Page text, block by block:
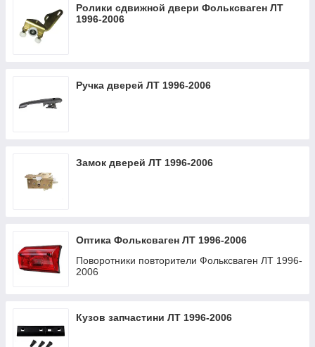
Ролики сдвижной двери Фольксваген ЛТ
1996-2006
Ручка дверей ЛТ 1996-2006
Замок дверей ЛТ 1996-2006
Оптика Фольксваген ЛТ 1996-2006
Поворотники повторители Фольксваген ЛТ 1996-
2006
Кузов запчастини ЛТ 1996-2006